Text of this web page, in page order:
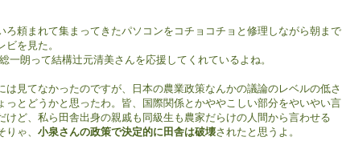
ろ頼まれて集まってきたパソコンをコチョコチョと修理しながら朝まで
ビを見た。
一朗って結構辻元清美さんを応援してくれているよね。
は見てなかったのですが、日本の農業政策なんかの議論のレベルの低さ
っとどうかと思ったわ。皆、国際関係とかややこしい部分をやいやい言
けど、私ら田舎出身の親戚も同級生も農家だらけの人間から言わせる
りゃ、 小泉さんの政策で決定的に田舎は破壊されたと思うよ。